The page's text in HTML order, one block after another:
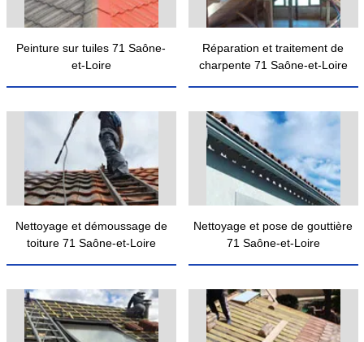
Peinture sur tuiles 71 Saône-
et-Loire
Réparation et traitement de
charpente 71 Saône-et-Loire
Nettoyage et démoussage de
toiture 71 Saône-et-Loire
Nettoyage et pose de gouttière
71 Saône-et-Loire